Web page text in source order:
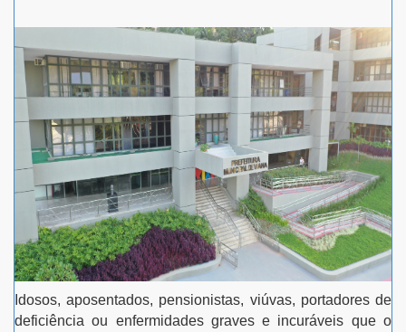
Idosos, aposentados, pensionistas, viúvas, portadores de
deficiência ou enfermidades graves e incuráveis que o